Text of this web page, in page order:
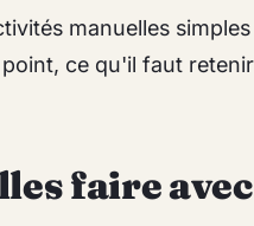
manuelles
ce qu'il faut
faire